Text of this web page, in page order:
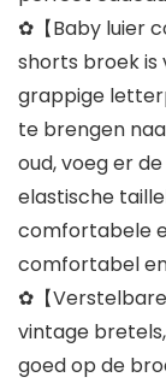
✿【Baby luier
shorts broek is
grappige
te brengen
oud, voeg er
elastische
comfortabele
comfortabel
✿【Verstelbare
vintage
goed op de